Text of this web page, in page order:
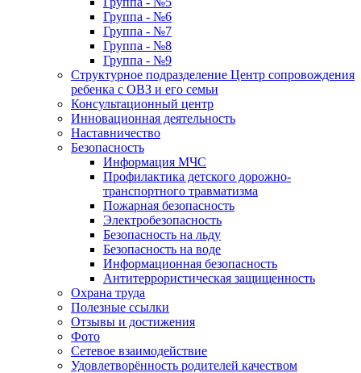
Группа - №6
Группа - №7
Группа - №8
Группа - №9
Структурное подразделение Центр сопровождения
ребенка с ОВЗ и его семьи
Консультационный центр
Инновационная деятельность
Наставничество
Безопасность
Информация МЧС
Профилактика детского дорожно-
транспортного травматизма
Пожарная безопасность
Электробезопасность
Безопасность на льду
Безопасность на воде
Информационная безопасность
Антитеррористическая защищенность
Охрана труда
Полезные ссылки
Отзывы и достижения
Фото
Сетевое взаимодействие
Удовлетворённость родителей качеством